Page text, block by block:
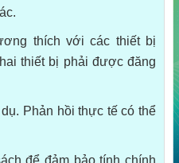
thích với các thiết bị
thiết bị phải được đăng
Phản hồi thực tế có thể